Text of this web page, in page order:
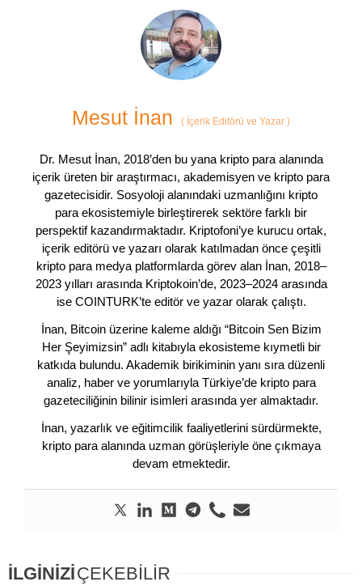
Mesut İnan ( İçerik Editörü ve Yazar )
Dr. Mesut İnan, 2018’den bu yana kripto para alanında
içerik üreten bir araştırmacı, akademisyen ve kripto para
gazetecisidir. Sosyoloji alanındaki uzmanlığını kripto
para ekosistemiyle birleştirerek sektöre farklı bir
perspektif kazandırmaktadır. Kriptofoni’ye kurucu ortak,
içerik editörü ve yazarı olarak katılmadan önce çeşitli
kripto para medya platformlarda görev alan İnan, 2018–
2023 yılları arasında Kriptokoin’de, 2023–2024 arasında
ise COINTURK’te editör ve yazar olarak çalıştı.
İnan, Bitcoin üzerine kaleme aldığı “Bitcoin Sen Bizim
Her Şeyimizsin” adlı kitabıyla ekosisteme kıymetli bir
katkıda bulundu. Akademik birikiminin yanı sıra düzenli
analiz, haber ve yorumlarıyla Türkiye’de kripto para
gazeteciliğinin bilinir isimleri arasında yer almaktadır.
İnan, yazarlık ve eğitimcilik faaliyetlerini sürdürmekte,
kripto para alanında uzman görüşleriyle öne çıkmaya
devam etmektedir.
İLGİNİZİÇEKEBİLİR